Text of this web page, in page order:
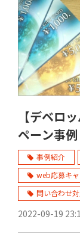
【デベロ
ペーン事
事例紹介
web応募キ
問い合わせ
2022-09-19